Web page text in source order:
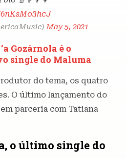
May 5, 2021
Gozárnola é o
single do Maluma
do tema, os quatro
O último lançamento do
em parceria com Tatiana
o último single do